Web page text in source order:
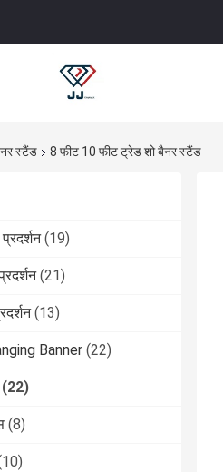
स्टैंड 8 फीट 10 फीट ट्रेड शो बैनर स्टैंड
प्रदर्शन (19)
(21)
(13)
Banner (22)
(22)
(8)